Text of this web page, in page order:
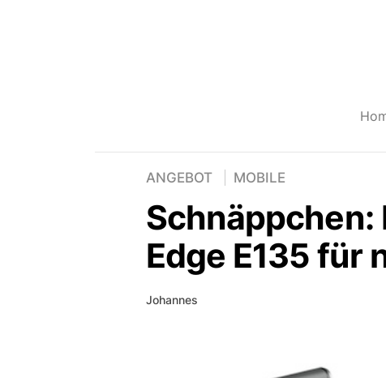
ANGEBOT MOBILE
Schnäppchen:
Edge E135 für
Johannes